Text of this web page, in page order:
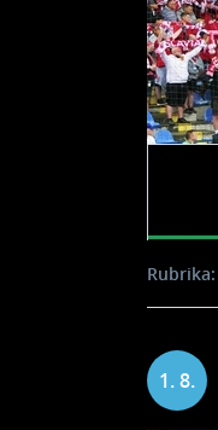
Rubrika:
1. 8.